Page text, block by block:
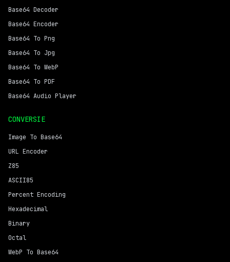
Base64 Decoder
Base64 Encoder
Base64 To Png
Base64 To Jpg
Base64 To WebP
Base64 To PDF
Base64 Audio Player
CONVERSIE
Image To Base64
URL Encoder
Z85
ASCII85
Percent Encoding
Hexadecimal
Binary
Octal
WebP To Base64